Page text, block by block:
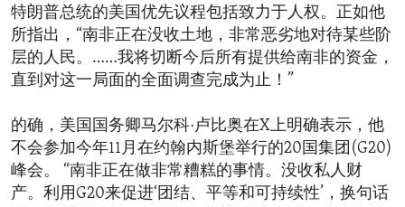
特朗普总统的美国优先议程包括致力于人权。正如他
所指出，“南非正在没收土地，非常恶劣地对待某些阶
层的人民。……我将切断今后所有提供给南非的资金，
直到对这一局面的全面调查完成为止！”
的确，美国国务卿马尔科·卢比奥在X上明确表示，他
不会参加今年11月在约翰内斯堡举行的20国集团(G20)
峰会。 “南非正在做非常糟糕的事情。没收私人财
产。利用G20来促进‘团结、平等和可持续性’，换句话